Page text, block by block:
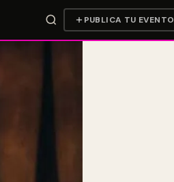
PUBLICA TU EVENTO